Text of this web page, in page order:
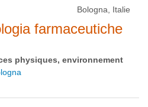
Bologna, Italie
farmaceutiche
physiques, environnement